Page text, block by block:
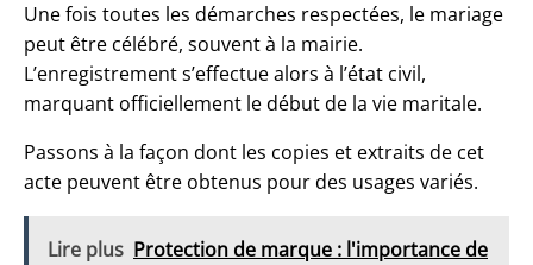
Une fois toutes les démarches respectées, le mariage
peut être célébré, souvent à la mairie.
L’enregistrement s’effectue alors à l’état civil,
marquant officiellement le début de la vie maritale.
Passons à la façon dont les copies et extraits de cet
acte peuvent être obtenus pour des usages variés.
Lire plus Protection de marque : l'importance de